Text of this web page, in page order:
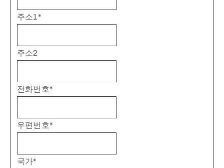
주소1*
주소2
전화번호*
우편번호*
국가*